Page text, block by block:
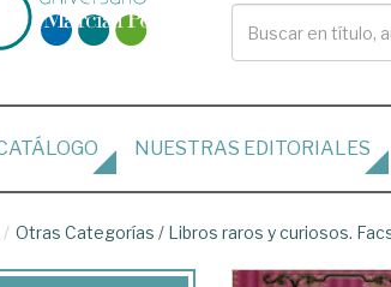
NUESTRAS EDITORIALES
Otras Categorías / Libros raros y curiosos.